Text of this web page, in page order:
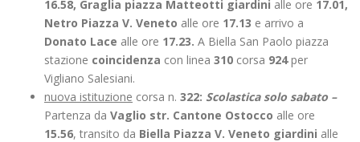
16.58, Graglia piazza Matteotti giardini alle ore 17.01,
Netro Piazza V. Veneto alle ore 17.13 e arrivo a
Donato Lace alle ore 17.23. A Biella San Paolo piazza
stazione coincidenza con linea 310 corsa 924per
Vigliano Salesiani.
nuova istituzione corsa n. 322: Scolastica solo sabato –
Partenza da Vaglio str. Cantone Ostocco alle ore
15.56, transito da Biella Piazza V. Veneto giardini alle